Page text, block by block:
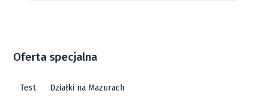
Oferta specjalna
Test Działki na Mazurach